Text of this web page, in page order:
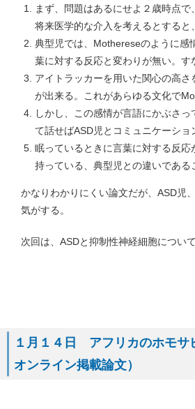
まず、問題はあるにせよ２歳時点
将来医学的な介入を考えるとする
典型児では、Mothereseのように感
葉に対する反応と変わりが無い。
アイトラッカーを用いた関心の高
が出来る。これがあらゆる文化で
しかし、この感情が言語にかぶさ
て話せばASD児とコミュニケーシ
眠っているときに言葉に対する反
持っている、典型児との違いである
かなりわかりにくい論文だが、ASD児
気がする。
次回は、ASDと抑制性神経細胞について
１月１４日 アフリカのホモサ
オンライン掲載論文）